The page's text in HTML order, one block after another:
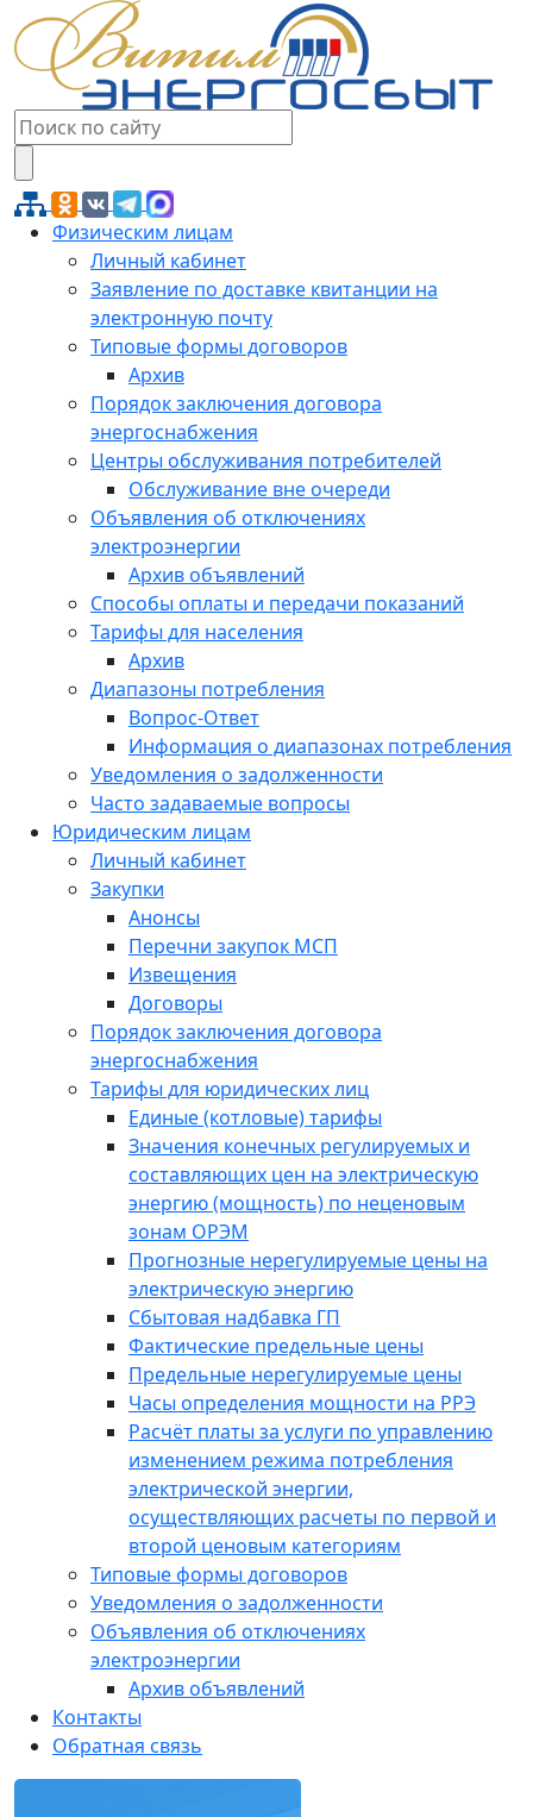
Физическим лицам
Личный кабинет
Заявление по доставке квитанции на
электронную почту
Типовые формы договоров
Архив
Порядок заключения договора
энергоснабжения
Центры обслуживания потребителей
Обслуживание вне очереди
Объявления об отключениях
электроэнергии
Архив объявлений
Способы оплаты и передачи показаний
Тарифы для населения
Архив
Диапазоны потребления
Вопрос-Ответ
Информация о диапазонах потребления
Уведомления о задолженности
Часто задаваемые вопросы
Юридическим лицам
Личный кабинет
Закупки
Анонсы
Перечни закупок МСП
Извещения
Договоры
Порядок заключения договора
энергоснабжения
Тарифы для юридических лиц
Единые (котловые) тарифы
Значения конечных регулируемых и
составляющих цен на электрическую
энергию (мощность) по неценовым
зонам ОРЭМ
Прогнозные нерегулируемые цены на
электрическую энергию
Сбытовая надбавка ГП
Фактические предельные цены
Предельные нерегулируемые цены
Часы определения мощности на РРЭ
Расчёт платы за услуги по управлению
изменением режима потребления
электрической энергии,
осуществляющих расчеты по первой и
второй ценовым категориям
Типовые формы договоров
Уведомления о задолженности
Объявления об отключениях
электроэнергии
Архив объявлений
Контакты
Обратная связь